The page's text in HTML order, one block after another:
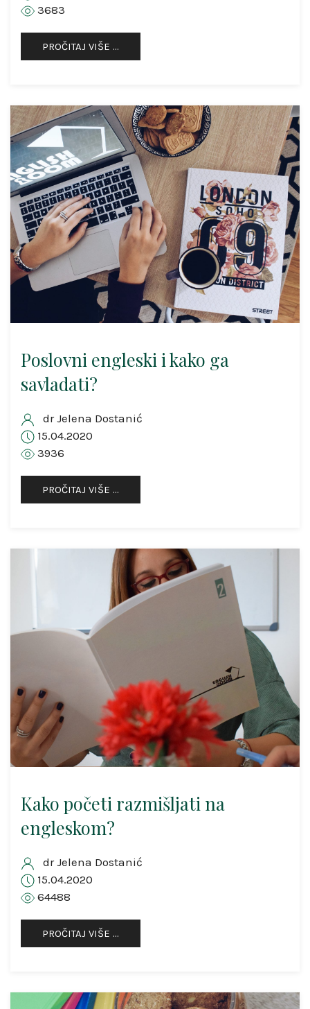
3683
PROČITAJ VIŠE …
Poslovni engleski i kako ga
savladati?
dr Jelena Dostanić
15.04.2020
3936
PROČITAJ VIŠE …
Kako početi razmišljati na
engleskom?
dr Jelena Dostanić
15.04.2020
64488
PROČITAJ VIŠE …